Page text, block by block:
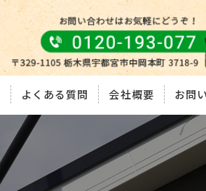
よくある質問 会社概要 お問